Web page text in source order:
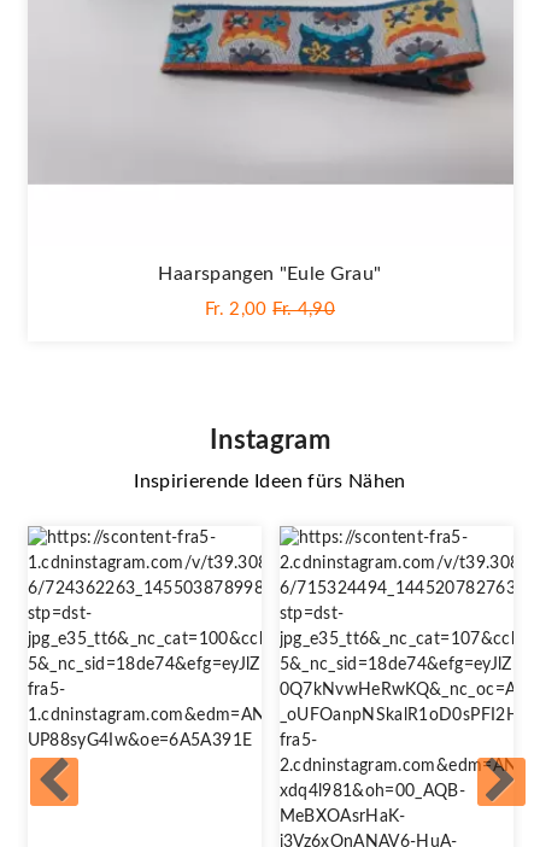
Haarspangen "Eule Grau"
Fr. 2,00 Fr. 4,90
Instagram
Inspirierende Ideen fürs Nähen